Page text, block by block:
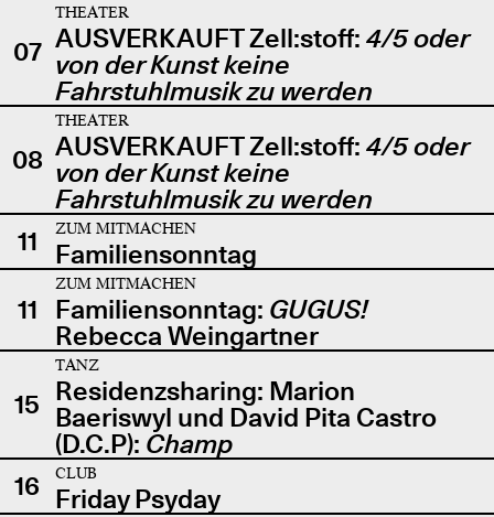
07
THEATER
AUSVERKAUFT Zell:stoff: 4/5 oder
von der Kunst keine
Fahrstuhlmusik zu werden
08
THEATER
AUSVERKAUFT Zell:stoff: 4/5 oder
von der Kunst keine
Fahrstuhlmusik zu werden
11
ZUM MITMACHEN
Familiensonntag
11
ZUM MITMACHEN
Familiensonntag: GUGUS!
Rebecca Weingartner
15
TANZ
Residenzsharing: Marion
Baeriswyl und David Pita Castro
(D.C.P): Champ
16
CLUB
Friday Psyday